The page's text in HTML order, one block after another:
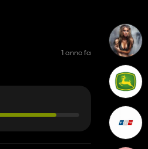
1 anno fa